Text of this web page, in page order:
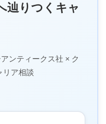
辿りつくキャ
ンティークス社 × ク
リア相談